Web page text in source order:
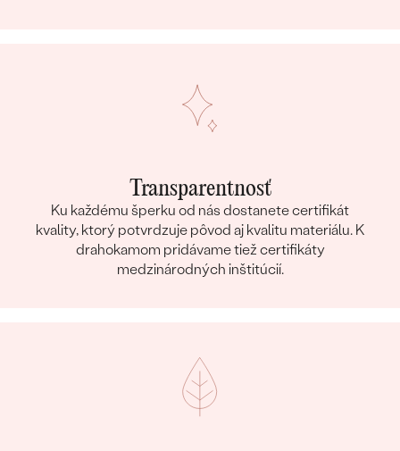
Transparentnosť
Ku každému šperku od nás dostanete certifikát
kvality, ktorý potvrdzuje pôvod aj kvalitu materiálu. K
drahokamom pridávame tiež certifikáty
medzinárodných inštitúcií.